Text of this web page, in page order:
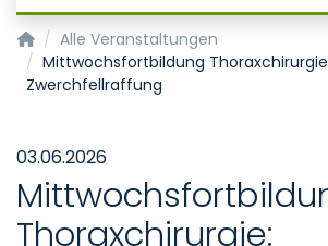
Startseite
Alle Veranstaltungen
Mittwochsfortbildung
Zwerchfellraffung
03.06.2026
Thoraxchirurgie: